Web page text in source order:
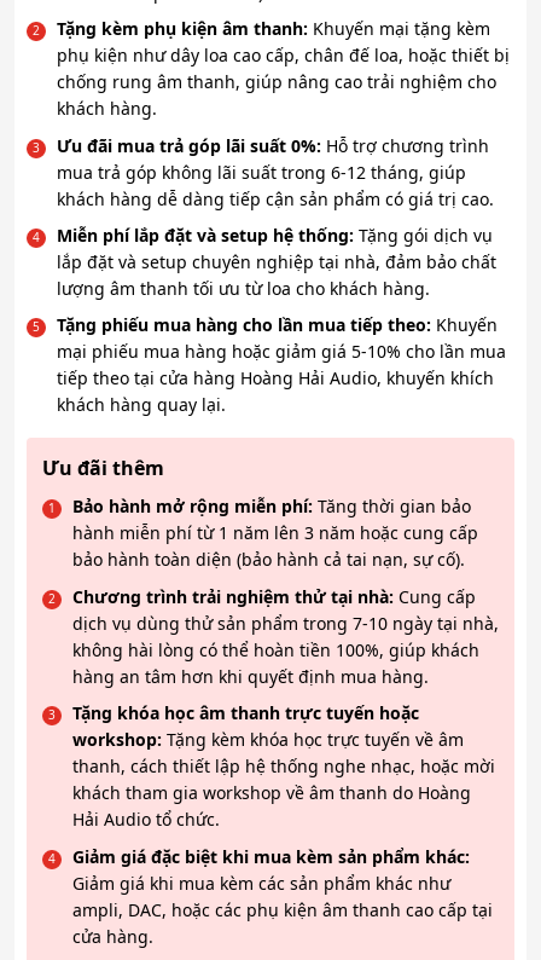
Tặng kèm phụ kiện âm thanh: Khuyến mại tặng kèm
phụ kiện như dây loa cao cấp, chân đế loa, hoặc thiết bị
chống rung âm thanh, giúp nâng cao trải nghiệm cho
khách hàng.
Ưu đãi mua trả góp lãi suất 0%: Hỗ trợ chương trình
mua trả góp không lãi suất trong 6-12 tháng, giúp
khách hàng dễ dàng tiếp cận sản phẩm có giá trị cao.
Miễn phí lắp đặt và setup hệ thống: Tặng gói dịch vụ
lắp đặt và setup chuyên nghiệp tại nhà, đảm bảo chất
lượng âm thanh tối ưu từ loa cho khách hàng.
Tặng phiếu mua hàng cho lần mua tiếp theo: Khuyến
mại phiếu mua hàng hoặc giảm giá 5-10% cho lần mua
tiếp theo tại cửa hàng Hoàng Hải Audio, khuyến khích
khách hàng quay lại.
Ưu đãi thêm
Bảo hành mở rộng miễn phí: Tăng thời gian bảo
hành miễn phí từ 1 năm lên 3 năm hoặc cung cấp
bảo hành toàn diện (bảo hành cả tai nạn, sự cố).
Chương trình trải nghiệm thử tại nhà: Cung cấp
dịch vụ dùng thử sản phẩm trong 7-10 ngày tại nhà,
không hài lòng có thể hoàn tiền 100%, giúp khách
hàng an tâm hơn khi quyết định mua hàng.
Tặng khóa học âm thanh trực tuyến hoặc
workshop: Tặng kèm khóa học trực tuyến về âm
thanh, cách thiết lập hệ thống nghe nhạc, hoặc mời
khách tham gia workshop về âm thanh do Hoàng
Hải Audio tổ chức.
Giảm giá đặc biệt khi mua kèm sản phẩm khác:
Giảm giá khi mua kèm các sản phẩm khác như
ampli, DAC, hoặc các phụ kiện âm thanh cao cấp tại
cửa hàng.